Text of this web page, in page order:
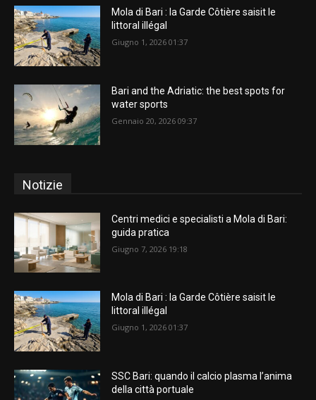
Mola di Bari : la Garde Côtière saisit le
littoral illégal
Giugno 1, 2026 01:37
Bari and the Adriatic: the best spots for
water sports
Gennaio 20, 2026 09:37
Notizie
Centri medici e specialisti a Mola di Bari:
guida pratica
Giugno 7, 2026 19:18
Mola di Bari : la Garde Côtière saisit le
littoral illégal
Giugno 1, 2026 01:37
SSC Bari: quando il calcio plasma l’anima
della città portuale